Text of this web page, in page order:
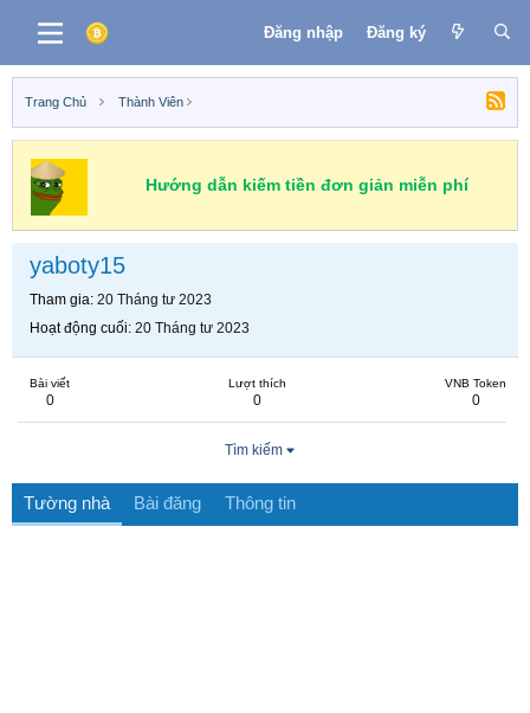
Đăng nhập Đăng ký
Trang Chủ Thành Viên
Hướng dẫn kiếm tiền đơn giản miễn phí
yaboty15
Tham gia 20 Tháng tư 2023
Hoạt động cuối 20 Tháng tư 2023
Bài viết
0
Lượt thích
0
VNB Token
0
Tìm kiếm
Tường nhà Bài đăng Thông tin